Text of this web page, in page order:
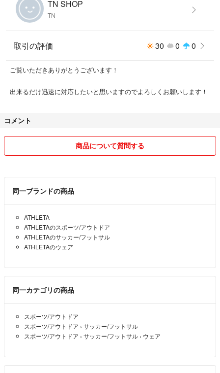
TN SHOP
TN
取引の評価 30 0 0
ご覧いただきありがとうございます！
出来るだけ迅速に対応したいと思いますのでよろしくお願いします！
コメント
商品について質問する
同一ブランドの商品
ATHLETA
ATHLETAのスポーツ/アウトドア
ATHLETAのサッカー/フットサル
ATHLETAのウェア
同一カテゴリの商品
スポーツ/アウトドア
スポーツ/アウトドア › サッカー/フットサル
スポーツ/アウトドア › サッカー/フットサル › ウェア